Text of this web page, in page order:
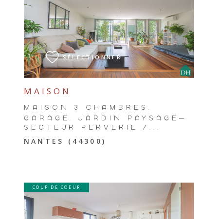
MAISON
MAISON 3 CHAMBRES,
GARAGE, JARDIN PAYSAGÉ–
SECTEUR PERVERIE /...
NANTES (44300)
SÉLECTIONNER
VOIR LE BIEN
COUP DE COEUR